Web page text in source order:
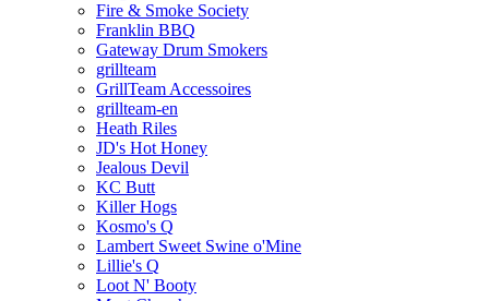
Fire & Smoke Society
Franklin BBQ
Gateway Drum Smokers
grillteam
GrillTeam Accessoires
grillteam-en
Heath Riles
JD's Hot Honey
Jealous Devil
KC Butt
Killer Hogs
Kosmo's Q
Lambert Sweet Swine o'Mine
Lillie's Q
Loot N' Booty